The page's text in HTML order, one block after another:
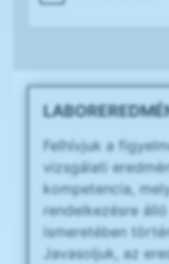
Felhívjuk a
vizsgálati
kompetencia,
rendelkezésre
ismeretében
Javasoljuk, az